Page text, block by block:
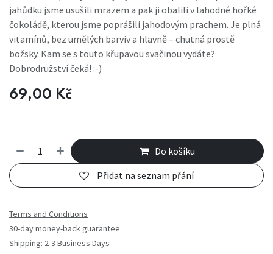
jahůdku jsme usušili mrazem a pak ji obalili v lahodné hořké
čokoládě, kterou jsme poprášili jahodovým prachem. Je plná
vitamínů, bez umělých barviv a hlavně – chutná prostě
božsky. Kam se s touto křupavou svačinou vydáte?
Dobrodružství čeká! :-)
69,00 Kč
Do košíku
Přidat na seznam přání
Terms and Conditions
30-day money-back guarantee
Shipping: 2-3 Business Days